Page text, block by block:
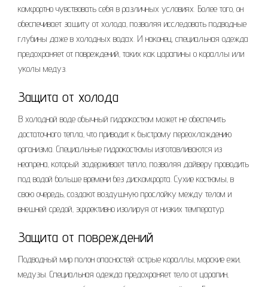
комфортно чувствовать себя в различных условиях. Более того‚ он
обеспечивает защиту от холода‚ позволяя исследовать подводные
глубины даже в холодных водах. И наконец‚ специальная одежда
предохраняет от повреждений‚ таких как царапины о кораллы или
уколы медуз.
Защита от холода
В холодной воде обычный гидрокостюм может не обеспечить
достаточного тепла‚ что приводит к быстрому переохлаждению
организма. Специальные гидрокостюмы изготавливаются из
неопрена‚ который задерживает тепло‚ позволяя дайверу проводить
под водой больше времени без дискомфорта. Сухие костюмы‚ в
свою очередь‚ создают воздушную прослойку между телом и
внешней средой‚ эффективно изолируя от низких температур.
Защита от повреждений
Подводный мир полон опасностей: острые кораллы‚ морские ежи‚
медузы. Специальная одежда предохраняет тело от царапин‚